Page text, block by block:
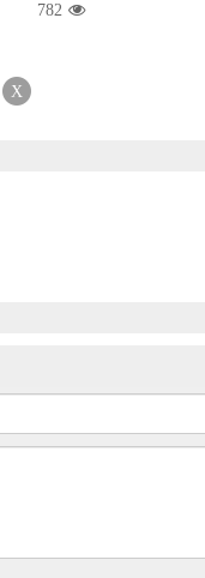
782
X